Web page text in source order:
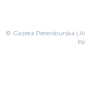
© Gazeta Petersburska |